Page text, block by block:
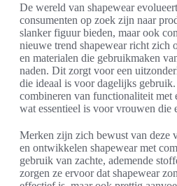
De wereld van shapewear
consumenten op zoek zijn naar
slanker figuur bieden, maar ook
nieuwe trend shapewear richt zich
en materialen die gebruikmaken
naden. Dit zorgt voor een
die ideaal is voor dagelijks
combineren van functionaliteit met
wat essentieel is voor vrouwen die
Merken zijn zich bewust van deze
en ontwikkelen shapewear met
gebruik van zachte, ademende
zorgen ze ervoor dat shapewear